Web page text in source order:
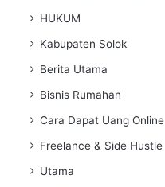
HUKUM
Kabupaten Solok
Berita Utama
Bisnis Rumahan
Cara Dapat Uang Online
Freelance & Side Hustle
Utama